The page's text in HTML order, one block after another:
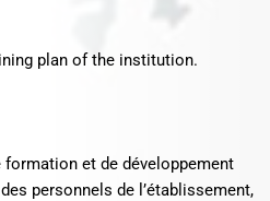
plan of the institution.
et de développement
personnels de l’établissement,